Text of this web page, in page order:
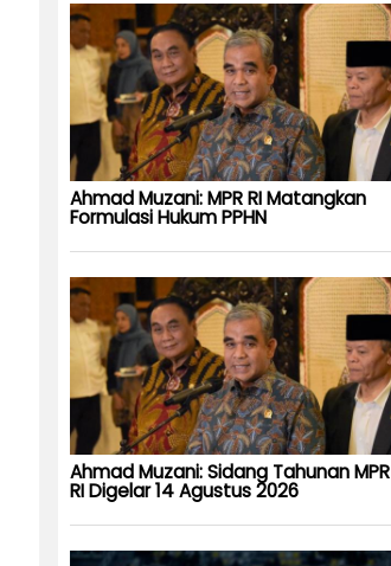
Ahmad Muzani: MPR RI Matangkan
Formulasi Hukum PPHN
Ahmad Muzani: Sidang Tahunan MPR
RI Digelar 14 Agustus 2026